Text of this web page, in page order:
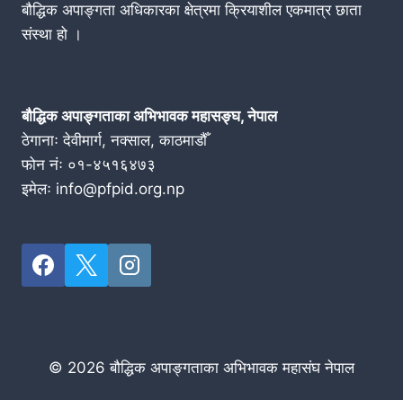
बौद्धिक अपाङ्गता अधिकारका क्षेत्रमा क्रियाशील एकमात्र छाता
संस्था हो ।
बौद्धिक अपाङ्गताका अभिभावक महासङ्घ, नेपाल
ठेगानाः देवीमार्ग, नक्साल, काठमाडौँ
फोन नंः ०१-४५१६४७३
इमेलः info@pfpid.org.np
© 2026 बौद्धिक अपाङ्गताका अभिभावक महासंघ नेपाल